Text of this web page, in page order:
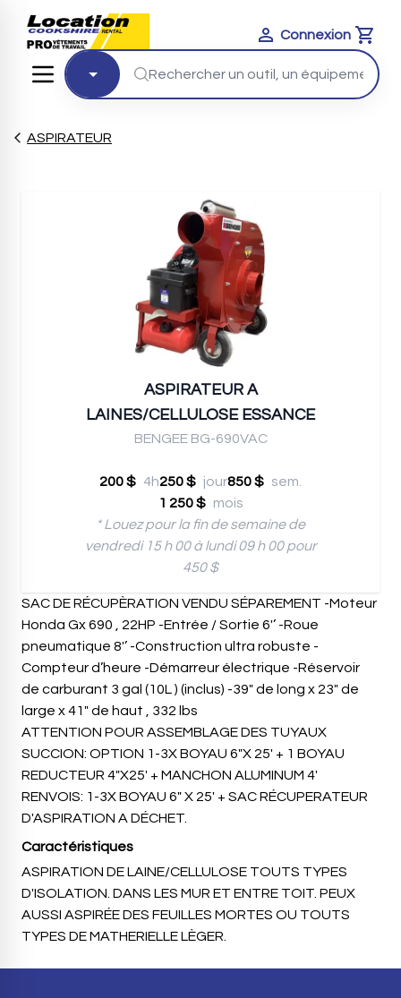
Connexion
Cart
ASPIRATEUR
ASPIRATEUR A
LAINES/CELLULOSE ESSANCE
BENGEE BG-690VAC
200 $ 4h250 $ jour850 $ sem.
1 250 $ mois
* Louez pour la fin de semaine de
vendredi 15 h 00 à lundi 09 h 00 pour
450 $
SAC DE RÉCUPÈRATION VENDU SÉPAREMENT -Moteur
Honda Gx 690 , 22HP -Entrée / Sortie 6'’ -Roue
pneumatique 8'’ -Construction ultra robuste -
Compteur d’heure -Démarreur électrique -Réservoir
de carburant 3 gal (10L ) (inclus) -39" de long x 23" de
large x 41" de haut , 332 lbs
ATTENTION POUR ASSEMBLAGE DES TUYAUX
SUCCION: OPTION 1-3X BOYAU 6"X 25' + 1 BOYAU
REDUCTEUR 4"X25' + MANCHON ALUMINUM 4'
RENVOIS: 1-3X BOYAU 6" X 25' + SAC RÉCUPERATEUR
D'ASPIRATION A DÉCHET.
Caractéristiques
ASPIRATION DE LAINE/CELLULOSE TOUTS TYPES
D'ISOLATION. DANS LES MUR ET ENTRE TOIT. PEUX
AUSSI ASPIRÉE DES FEUILLES MORTES OU TOUTS
TYPES DE MATHERIELLE LÈGER.